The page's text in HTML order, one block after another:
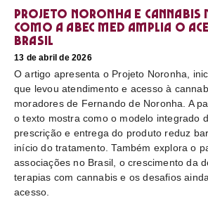
Projeto Noronha e cannabis
como a ABEC Med amplia o
Brasil
13 de abril de 2026
O artigo apresenta o Projeto Noronha,
que levou atendimento e acesso à
moradores de Fernando de Noronha. A
o texto mostra como o modelo integrado
prescrição e entrega do produto reduz
início do tratamento. Também explora o
associações no Brasil, o crescimento da
terapias com cannabis e os desafios
acesso.